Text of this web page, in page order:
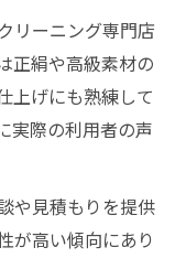
ング店の実力
高い理由とは
ニングの課題
すめるポイン
リーニング専門店
正絹や高級素材の
上げにも熟練して
実際の利用者の声
や見積もりを提供
が高い傾向にあり